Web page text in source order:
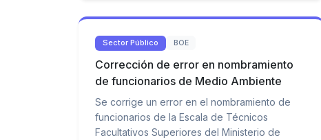
Sector Público BOE
Corrección de error en nombramiento
de funcionarios de Medio Ambiente
Se corrige un error en el nombramiento de
funcionarios de la Escala de Técnicos
Facultativos Superiores del Ministerio de